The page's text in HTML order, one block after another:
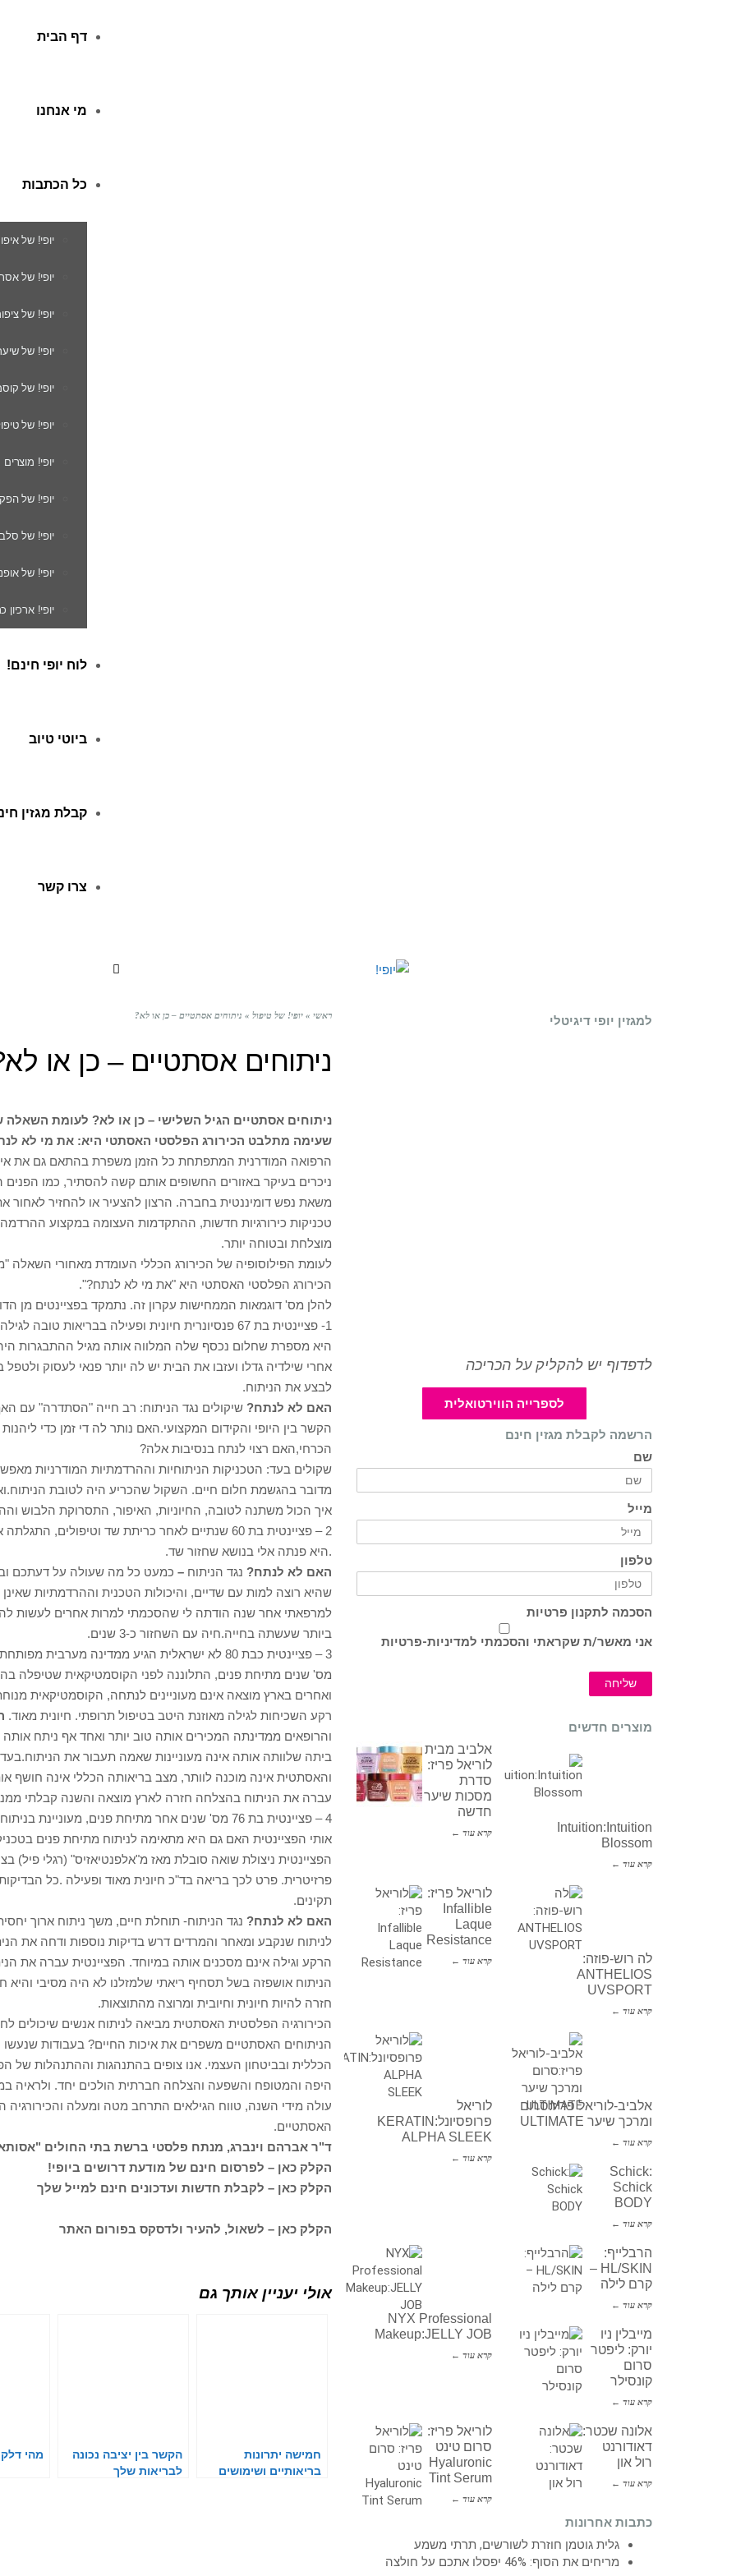
דף הבית
מי אנחנו
כל הכתבות
יופי! של
יופי! של
יופי! של
יופי! של
יופי! של
יופי! של
יופי!
יופי! של
יופי! של
יופי! של
יופי! ארכיון
לוח יופי חינם!
ביוטי טיוב
קבלת מגזין
צרו קשר
ראשי » יופי! של טיפול » ניתוחים אסתטיים – כן או לא?
ניתוחים אסתטיים – כן או
ניתוחים אסתטיים הגיל השלישי – כן או לא? לעומת
שעימה מתלבט הכירורג הפלסטי האסתטי היא: את מי לא
הרפואה המודרנית המתפתחת כל הזמן משפרת בהתאם גם את
ניכרים בעיקר באזורים החשופים אותם קשה להסתיר, כמו
משאת נפש דומיננטית בחברה. הרצון להצעיר או להחזיר לאחור
טכניקות כירורגיות חדשות, ההתקדמות העצומה במקצוע
מוצלחת ובטוחה יותר.
לעומת הפילוסופיה של הכירורג הכללי העומדת מאחורי
הכירורג הפלסטי האסתטי היא "את מי לא לנתח?".
להלן מס' דוגמאות הממחישות עקרון זה. נתמקד בפציינטים מן
1- פציינטית בת 67 פנסיונרית חיונית ופעילה
היא מספרת שחלום נכסף שלה המלווה אותה מגיל ההתבגרות
אחרי שילדיה גדלו ועזבו את הבית יש לה יותר פנאי לעסוק
לבצע את הניתוח.
האם לא לנתח? שיקולים נגד הניתוח: רב חייה "הסתדרה" עם
הקשר בין היופי והקידום המקצועי.האם נותר לה די זמן כדי
הכרחי,האם רצוי לנתח בנסיבות אלה?
שקולים בעד: הטכניקות הניתוחיות וההרדמתיות המודרניות
מדובר בהגשמת חלום חיים. השקול שהכריע היה לטובת
איך הכול משתנה לטובה, החיוניות, האיפור, התסרוקת הלבוש
2 – פציינטית בת 60 שנתיים לאחר כריתת שד
.היא פנתה אלי בנושא שחזור שד.
האם לא לנתח? נגד הניתוח – כמעט כל מה שעולה על דעתכם
שהיא רוצה למות עם שדיים, והיכולות הטכנית וההרדמתיות
למרפאתי אחר שנה הודתה לי שהסכמתי למרות אחרים לעשות
ביותר שעשתה בחייה.חיה עם השחזור כ-3 שנים.
3 – פציינטית כבת 80 לא ישראלית הגיע ממדינה
מס' שנים מתיחת פנים, התלוננה לפני הקוסמטיקאית שטיפלה
ואחרים בארץ מוצאה אינם מעוניינים לנתחה, הקוסמטיקאית
רקע השכיחות לגילה מאוזנת היטב בטיפול תרופתי. חיונית מאוד.
והרופאים ממדינתה המכירים אותה טוב יותר ואחד אף ניתח
ביתה שלוותה אותה אינה מעוניינות שאמה תעבור את
והאסתטית אינה מוכנה לוותר, מצב בריאותה הכללי אינה חושף
עברה את הניתוח בהצלחה חזרה לארץ מוצאה והשנה קבלתי
אותי הפציינטית האם גם היא מתאימה לניתוח מתיחת פנים
הפציינטית ניצולת שואה סובלת מאז מ"אלפנטיאזיס" (רגלי
פרזיטרית. פרט לכך בריאה בד"כ חיונית מאוד ופעילה .כל
תקינים.
האם לא לנתח? נגד הניתוח- תוחלת חיים, משך ניתוח ארוך
לניתוח שנקבע ומאחר והמרדים דרש בדיקות נוספות ודחה את
הרקע וגילה אינם מסכנים אותה במיוחד. הפציינטית עברה את
הניתוח אושפזה בשל תסחיף ריאתי שלמזלנו לא היה מסיבי
חזרה להיות חיונית וחיובית ומרוצה מהתוצאות.
הניתוחים האסתטיים משפרים את איכות החיים? בעבודות
הכללית ובביטחון העצמי. אנו צופים בהתנהגות וההתנהלות של
עולה מידי השנה, טווח הגילאים התרחב מטה ומעלה
האסתטיים.
ד"ר אברהם וינברג, מנתח פלסטי ברשת בתי החולים
הקלק כאן – לפרסום חינם של מודעת דרושים ביופי!
הקלק כאן – לקבלת חדשות ועדכונים חינם למייל שלך
הקלק כאן – לשאול, להעיר ולדסקס בפורום האתר
אולי יעניין אותך גם
חמישה יתרונות
בריאותיים ושימושים
הקשר בין יציבה נכונה
לבריאות שלך
מהי
למגזין יופי דיגיטלי
לדפדוף יש להקליק על הכריכה
לספרייה הווירטואלית
הרשמה לקבלת מגזין חינם
שם
מייל
טלפון
הסכמה לתקנון פרטיות
אני מאשר/ת שקראתי והסכמתי למדיניות-פרטיות
שליחה
מוצרים חדשים
אלביב מבית
לוריאל פריז:
סדרת
מסכות שיער
חדשה
קרא עוד ←
Intuition:Intuition
Blossom
קרא עוד ←
לוריאל פריז:
Infallible
Laque
Resistance
קרא עוד ←
לה רוש-פוזה:
ANTHELIOS
UVSPORT
קרא עוד ←
לוריאל
פרופסיונל:KERATIN
ALPHA SLEEK
קרא עוד ←
אלביב-לוריאל פריז:סרום
ומרכך שיער ULTIMATE
קרא עוד ←
Schick:
Schick
BODY
קרא עוד ←
NYX Professional
Makeup:JELLY JOB
קרא עוד ←
הרבלייף:
HL/SKIN –
קרם לילה
קרא עוד ←
מייבלין ניו
יורק: ליפטר
סרום
קונסילר
קרא עוד ←
לוריאל פריז:
סרום טינט
Hyaluronic
Tint Serum
קרא עוד ←
אלונה שכטר:
דאודורנט
רול און
קרא עוד ←
כתבות אחרונות
גלית גוטמן חוזרת לשורשים, תרתי משמע
מריחים את הסוף: 46% יפסלו אתכם על חולצה